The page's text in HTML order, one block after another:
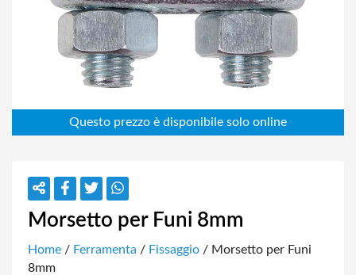
Morsetto per Funi 8mm
Home / Ferramenta / Fissaggio / Morsetto per Funi
8mm